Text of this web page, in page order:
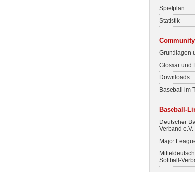
Spielplan
Statistik
Community
Grundlagen
Glossar und
Downloads
Baseball im
Baseball-
Deutscher
Verband e.V.
Major
Softball-